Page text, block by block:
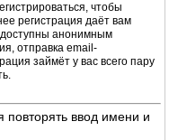
чтобы
регистрация даёт вам
анонимным
отправка email-
займёт у вас всего пару
повторять ввод имени и